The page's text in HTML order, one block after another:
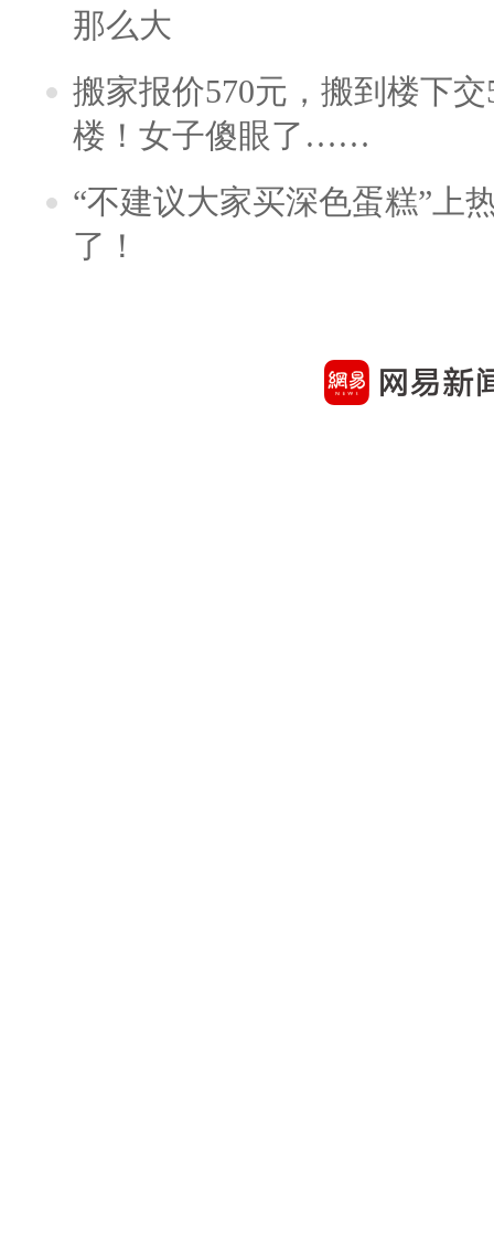
那么大
搬家报价570元，搬到楼下
楼！女子傻眼了……
“不建议大家买深色蛋糕”上
了！